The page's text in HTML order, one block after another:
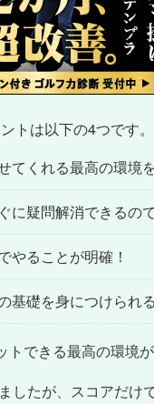
トは以下の4つです。
くれる最高の環境
疑問解消できるの
ることが明確！
礎を身につけられる
できる最高の環境が
したが、スコアだけ